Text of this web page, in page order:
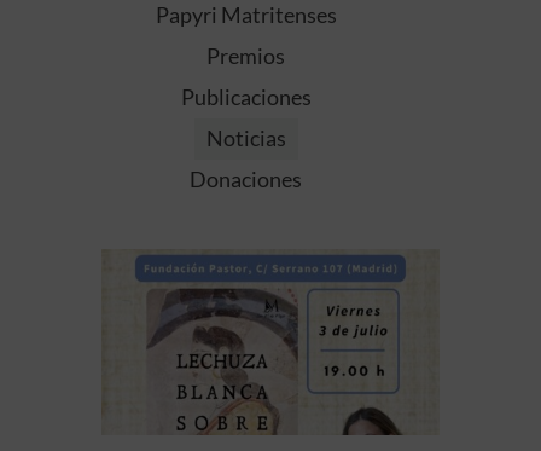
Papyri Matritenses
Premios
Publicaciones
Noticias
Donaciones